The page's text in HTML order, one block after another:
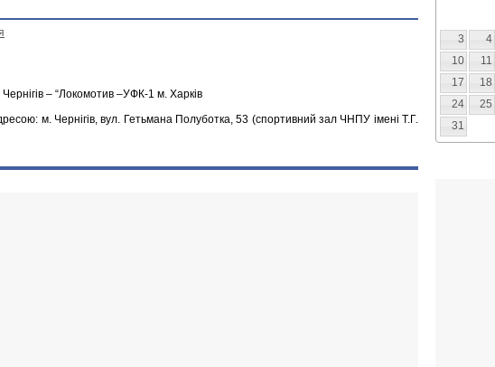
– “Локомотив –УФК-1 м. Харків
м. Чернігів, вул. Гетьмана Полуботка, 53 (спортивний зал ЧНПУ імені Т.Г.
3
4
10
11
17
18
24
25
31